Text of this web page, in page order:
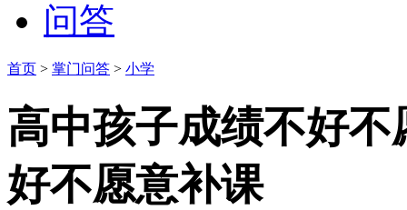
问答
首页 > 掌门问答 > 小学
高中孩子成绩不好
好不愿意补课